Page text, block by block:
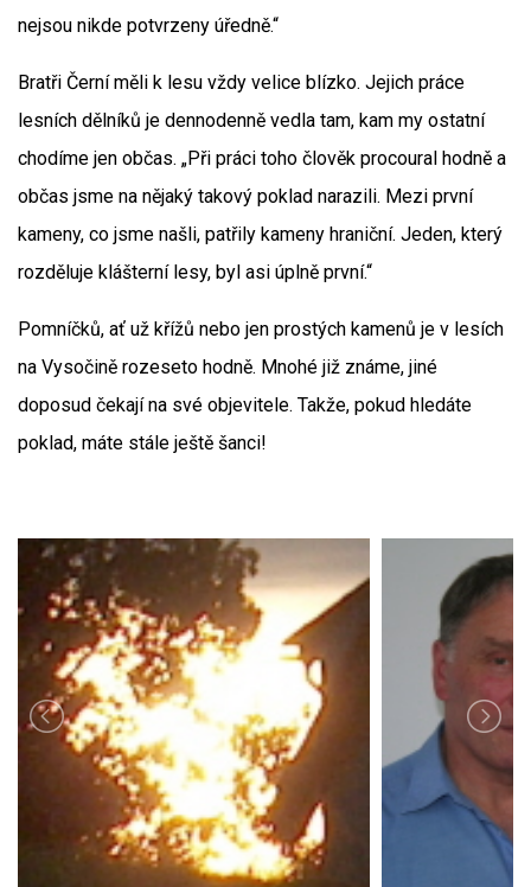
nejsou nikde potvrzeny úředně.“
Bratři Černí měli k lesu vždy velice blízko. Jejich práce
lesních dělníků je dennodenně vedla tam, kam my ostatní
chodíme jen občas. „Při práci toho člověk procoural hodně a
občas jsme na nějaký takový poklad narazili. Mezi první
kameny, co jsme našli, patřily kameny hraniční. Jeden, který
rozděluje klášterní lesy, byl asi úplně první.“
Pomníčků, ať už křížů nebo jen prostých kamenů je v lesích
na Vysočině rozeseto hodně. Mnohé již známe, jiné
doposud čekají na své objevitele. Takže, pokud hledáte
poklad, máte stále ještě šanci!